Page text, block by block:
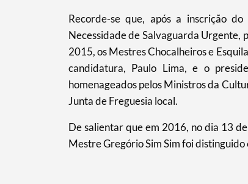
Recorde-se que, após a inscrição
Necessidade de Salvaguarda Urgente,
2015, os Mestres Chocalheiros e
candidatura, Paulo Lima, e o
homenageados pelos Ministros da
Junta de Freguesia local.
De salientar que em 2016, no dia 13
Mestre Gregório Sim Sim foi